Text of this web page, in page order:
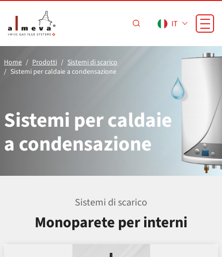
IT
Home Prodotti
Sistemi di scarico
Sistemi per caldaie a condensazione
Sistemi per caldaie
a condensazione
Sistemi di scarico
Monoparete per interni